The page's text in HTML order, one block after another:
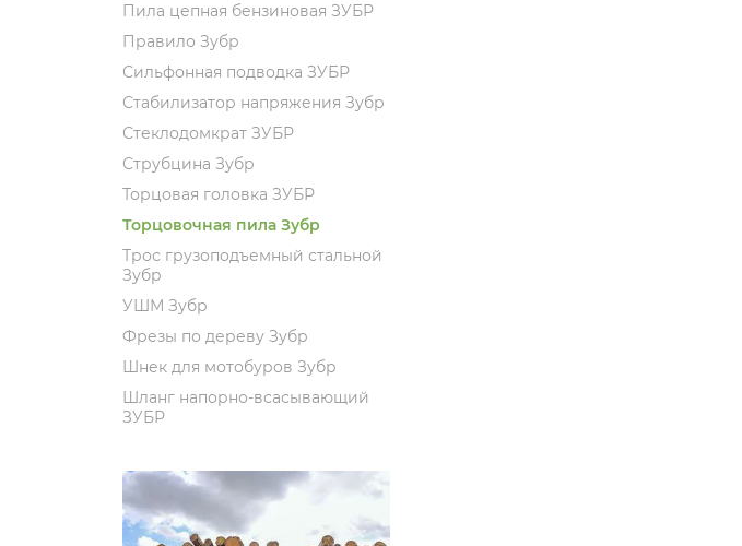
Пила цепная бензиновая ЗУБР
Правило Зубр
Сильфонная подводка ЗУБР
Стабилизатор напряжения Зубр
Стеклодомкрат ЗУБР
Струбцина Зубр
Торцовая головка ЗУБР
Торцовочная пила Зубр
Трос грузоподъемный стальной
Зубр
УШМ Зубр
Фрезы по дереву Зубр
Шнек для мотобуров Зубр
Шланг напорно-всасывающий
ЗУБР